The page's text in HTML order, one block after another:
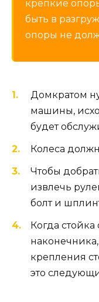
крепкие
быть в
опоры не
Домкратом
машины,
будет
Колеса
Чтобы
извлечь
болт и
Когда
крепления
это